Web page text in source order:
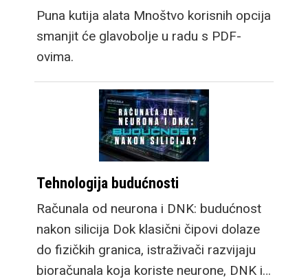
Puna kutija alata Mnoštvo korisnih opcija
smanjit će glavobolje u radu s PDF-
ovima.
Tehnologija budućnosti
Računala od neurona i DNK: budućnost
nakon silicija Dok klasični čipovi dolaze
do fizičkih granica, istraživači razvijaju
bioračunala koja koriste neurone, DNK i…